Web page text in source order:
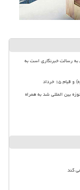
به رسالت خبرنگاری است به
۱۵ خرداد
بین المللی شد به همراه
کند